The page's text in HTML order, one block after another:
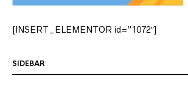
[INSERT_ELEMENTOR id=”1072″]
SIDEBAR